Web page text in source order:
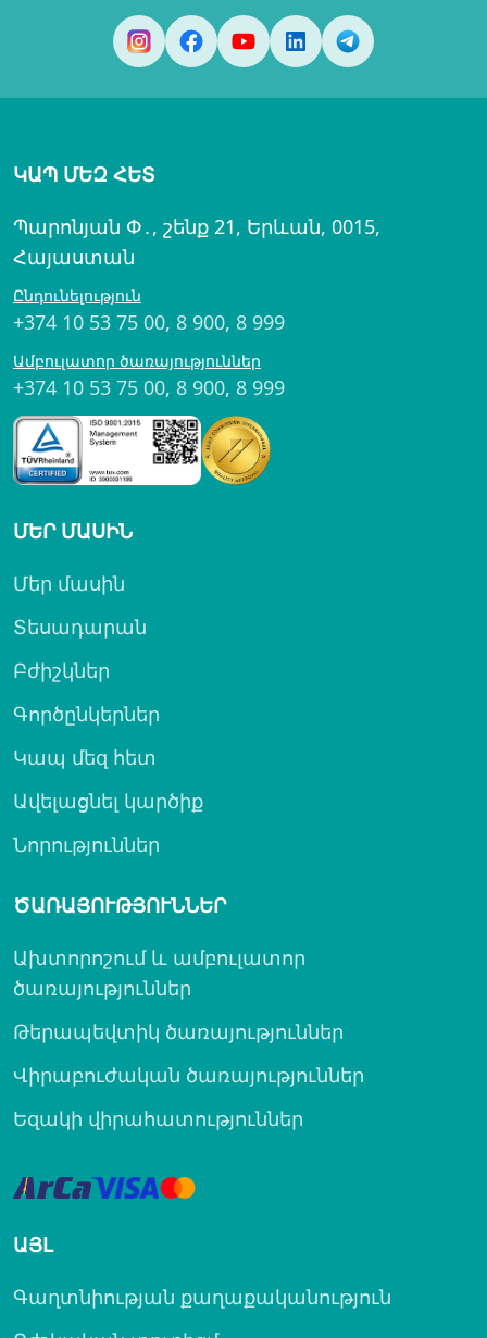
ԿԱՊ ՄԵԶ ՀԵՏ
Պարոնյան Փ․, շենք 21, Երևան, 0015,
Հայաստան
Ընդունելություն
+374 10 53 75 00, 8 900, 8 999
Ամբուլատոր ծառայություններ
+374 10 53 75 00, 8 900, 8 999
ՄԵՐ ՄԱՍԻՆ
Մեր մասին
Տեսադարան
Բժիշկներ
Գործընկերներ
Կապ մեզ հետ
Ավելացնել կարծիք
Նորություններ
ԾԱՌԱՅՈՒԹՅՈՒՆՆԵՐ
Ախտորոշում և ամբուլատոր
ծառայություններ
Թերապեվտիկ ծառայություններ
Վիրաբուժական ծառայություններ
Եզակի վիրահատություններ
ԱՅԼ
Գաղտնիության քաղաքականություն